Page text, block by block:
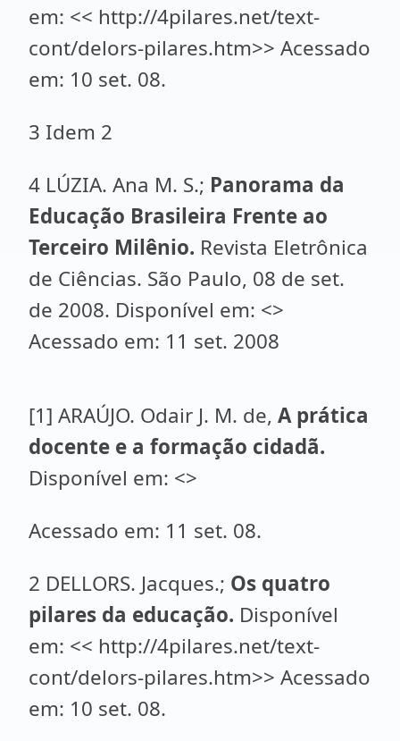
em: << http://4pilares.net/text-
cont/delors-pilares.htm>> Acessado
em: 10 set. 08.
3 Idem 2
4 LÚZIA. Ana M. S.; Panorama da
Educação Brasileira Frente ao
Terceiro Milênio. Revista Eletrônica
de Ciências. São Paulo, 08 de set.
de 2008. Disponível em: <>
Acessado em: 11 set. 2008
[1] ARAÚJO. Odair J. M. de, A prática
docente e a formação cidadã.
Disponível em: <>
Acessado em: 11 set. 08.
2 DELLORS. Jacques.; Os quatro
pilares da educação. Disponível
em: << http://4pilares.net/text-
cont/delors-pilares.htm>> Acessado
em: 10 set. 08.